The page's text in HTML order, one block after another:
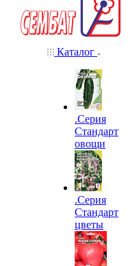
Каталог
.Серия
Стандарт
овощи
.Серия
Стандарт
цветы